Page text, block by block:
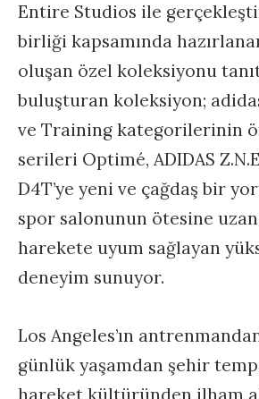
Entire Studios ile
birliği kapsamında
oluşan özel koleksiyonu
buluşturan koleksiyon;
ve Training kategorilerinin
serileri Optimé, ADIDAS
D4T’ye yeni ve çağdaş bir
spor salonunun ötesine
harekete uyum sağlayan
deneyim sunuyor.
Los Angeles’ın
günlük yaşamdan şehir
hareket kültüründen ilham